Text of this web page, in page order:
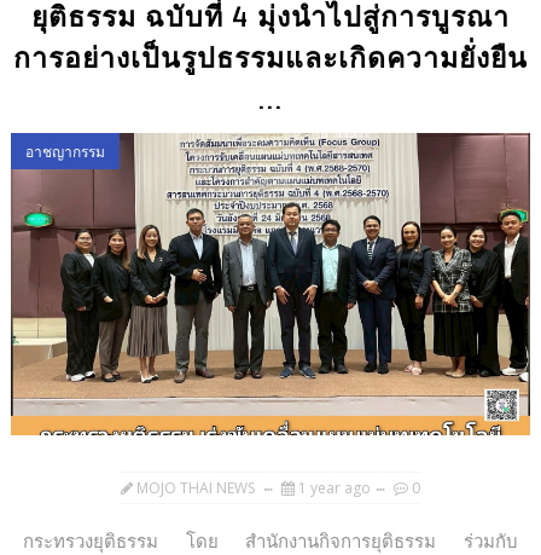
ยุติธรรม ฉบับที่ 4 มุ่งนำไปสู่การบูรณา
การอย่างเป็นรูปธรรมและเกิดความยั่งยืน
...
อาชญากรรม
MOJO THAI NEWS 1 year ago 0
กระทรวงยุติธรรม โดย สำนักงานกิจการยุติธรรม ร่วมกับ